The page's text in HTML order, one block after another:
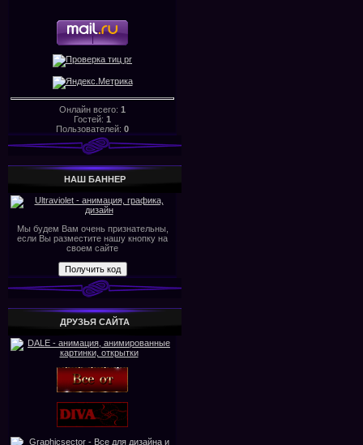
Онлайн всего: 1
Гостей: 1
Пользователей: 0
НАШ БАHHЕР
Мы будем Вам очень признательны,
если Вы разместите нашу кнопку на
своем сайте
ДРУЗЬЯ САЙТА